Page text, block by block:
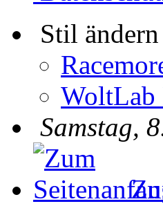
Stil ändern
WoltLab
Samstag,